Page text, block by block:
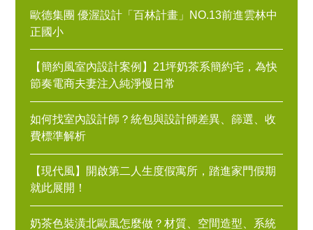
歐德集團 優渥設計「百林計畫」NO.13前進雲林中
正國小
【簡約風室內設計案例】21坪奶茶系簡約宅，為快
節奏電商夫妻注入純淨慢日常
如何找室內設計師？統包與設計師差異、篩選、收
費標準解析
【現代風】開啟第二人生度假寓所，踏進家門假期
就此展開！
奶茶色裝潢北歐風怎麼做？材質、空間造型、系統